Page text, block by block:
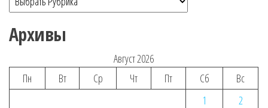
Архивы
Август 2026
Пн
Вт Ср Чт Пт Сб
Вс
1
2